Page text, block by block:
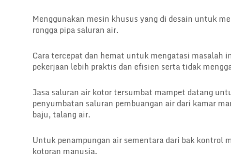
Menggunakan mesin khusus yang di desain untuk
rongga pipa saluran air.
Cara tercepat dan hemat untuk mengatasi masalah
pekerjaan lebih praktis dan efisien serta tidak
Jasa saluran air kotor tersumbat mampet datang
penyumbatan saluran pembuangan air dari kamar
baju, talang air.
Untuk penampungan air sementara dari bak kontrol
kotoran manusia.